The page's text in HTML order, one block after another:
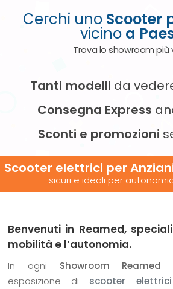
Cerchi uno Scooter
vicino a
Trova lo showroom più
Tanti modelli da
Consegna Express
Sconti e promozioni
Scooter elettrici per
sicuri e ideali per
Benvenuti in Reamed,
mobilità e l’autonomia.
In ogni Showroom Reamed
esposizione di scooter